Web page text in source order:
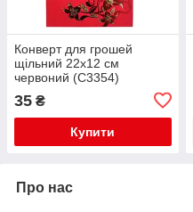
Конверт для грошей
щільний 22х12 см
червоний (C3354)
35 ₴
Купити
Про нас